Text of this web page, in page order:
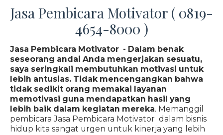
Jasa Pembicara Motivator ( 0819-
4654-8000 )
Jasa Pembicara Motivator - Dalam benak
seseorang andai Anda mengerjakan sesuatu,
saya seringkali membutuhkan motivasi untuk
lebih antusias. Tidak mencengangkan bahwa
tidak sedikit orang memakai layanan
memotivasi guna mendapatkan hasil yang
lebih baik dalam kegiatan mereka. Memanggil
pembicara Jasa Pembicara Motivator dalam bisnis
hidup kita sangat urgen untuk kinerja yang lebih